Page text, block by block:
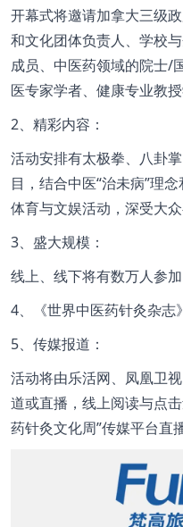
开幕式将邀请加拿大三级
和文化团体负责人、学校
成员、中医药领域的院士/
医专家学者、健康专业教
2、精彩内容：
活动安排有太极拳、八卦
目，结合中医“治未病”理
体育与文娱活动，深受大众
3、盛大规模：
线上、线下将有数万人参加
4、《世界中医药针灸杂志
5、传媒报道：
活动将由乐活网、凤凰卫
道或直播，线上阅读与点
药针灸文化周”传媒平台直播